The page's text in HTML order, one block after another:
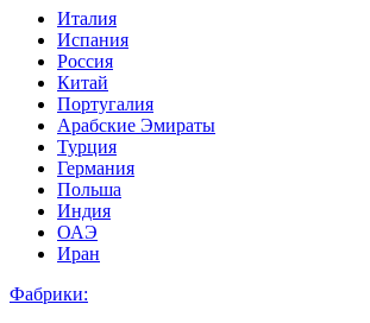
Италия
Испания
Россия
Китай
Португалия
Арабские Эмираты
Турция
Германия
Польша
Индия
ОАЭ
Иран
Фабрики: